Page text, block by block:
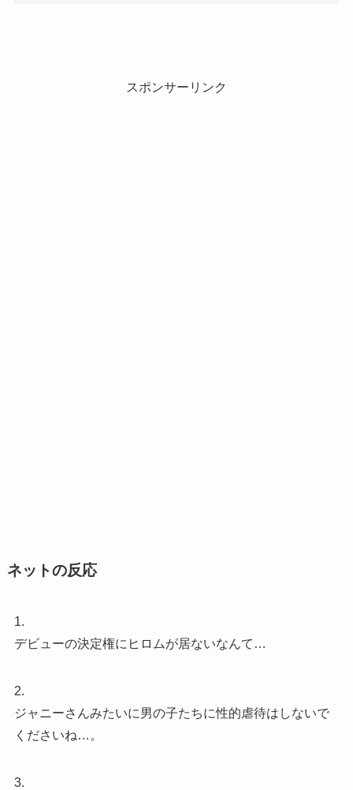
スポンサーリンク
ネットの反応
1.
デビューの決定権にヒロムが居ないなんて…
2.
ジャニーさんみたいに男の子たちに性的虐待はしないで
くださいね…。
3.